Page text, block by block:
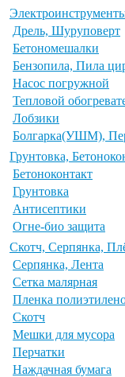
Дрель, Шуруповерт
Бетономешалки
Бензопила, Пила
Насос погружной
Тепловой
Лобзики
Болгарка(УШМ),
Грунтовка,
Бетоноконтакт
Грунтовка
Антисептики
Огне-био защита
Скотч, Серпянка,
Серпянка, Лента
Сетка малярная
Пленка
Скотч
Мешки для мусора
Перчатки
Наждачная бумага